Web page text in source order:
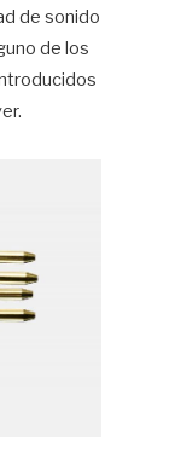
de sonido
de los